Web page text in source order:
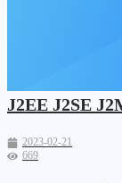
J2EE J2SE
2023-02-21
669